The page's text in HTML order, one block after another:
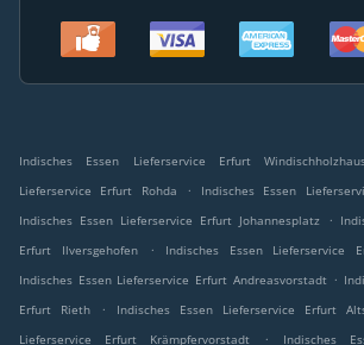
Indisches Essen Lieferservice Erfurt
Lieferservice Erfurt Rohda
. Indisches Essen
Indisches Essen Lieferservice Erfurt Johannesplatz
.
Erfurt Ilversgehofen
. Indisches Essen Lieferservice
Indisches Essen Lieferservice Erfurt Andreasvorstadt .
Erfurt Rieth
. Indisches Essen Lieferservice Erfurt
Lieferservice Erfurt Krämpfervorstadt
.
Indisches